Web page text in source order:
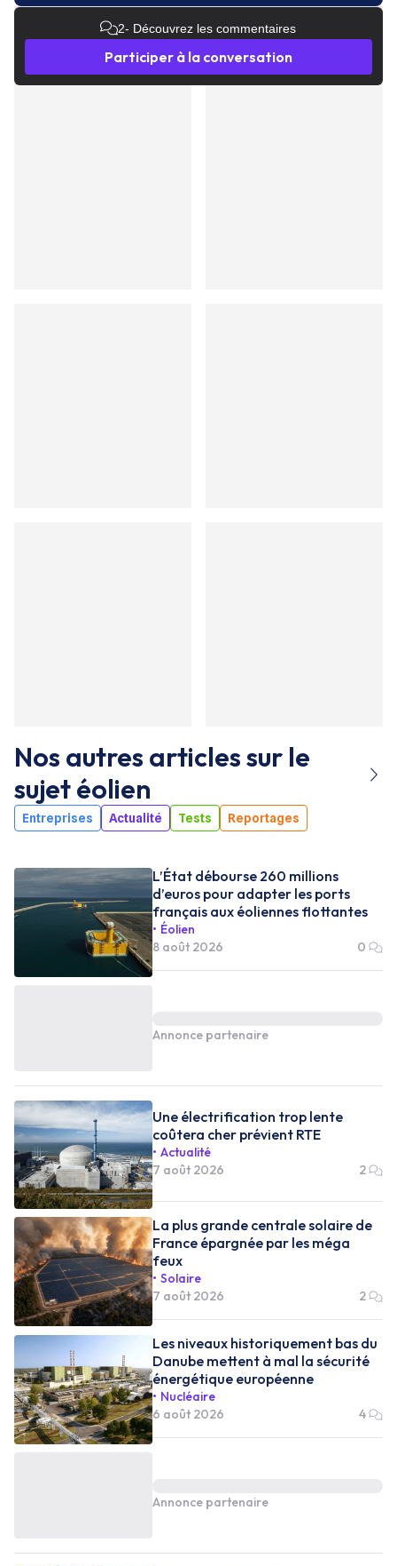
2- Découvrez les commentaires
Participer à la conversation
Nos autres articles sur le
sujetéolien
Entreprises Actualité Tests Reportages
L’État débourse 260 millions
d’euros pour adapter les ports
français aux éoliennes flottantes
Éolien
8 août 2026
0
Annonce partenaire
Une électrification trop lente
coûtera cher prévient RTE
Actualité
7 août 2026
2
La plus grande centrale solaire de
France épargnée par les méga
feux
Solaire
7 août 2026
2
Les niveaux historiquement bas du
Danube mettent à mal la sécurité
énergétique européenne
Nucléaire
6 août 2026
4
Annonce partenaire